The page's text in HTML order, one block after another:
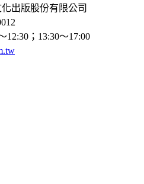
出版股份有限公司
12:30；13:30～17:00